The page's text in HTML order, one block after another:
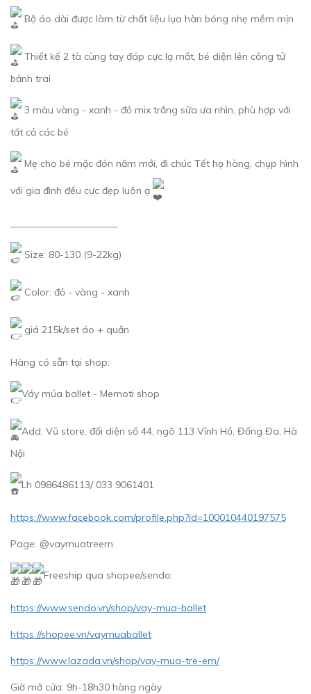
Bộ áo dài được làm từ chất liệu lụa hàn bóng nhẹ mềm mịn
Thiết kế 2 tà cùng tay đáp cực lạ mắt, bé diện lên công tử
bảnh trai
3 màu vàng - xanh - đỏ mix trắng sữa ưa nhìn, phù hợp với
tất cả các bé
Mẹ cho bé mặc đón năm mới, đi chúc Tết họ hàng, chụp hình
với gia đình đều cực đẹp luôn ạ
Size: 80-130 (9-22kg)
Color: đỏ - vàng - xanh
giá 215k/set áo + quần
Hàng có sẵn tại shop:
Váy múa ballet - Memoti shop
Add: Vũ store, đối diện số 44, ngõ 113 Vĩnh Hồ, Đống Đa, Hà
Nội
Lh 0986486113/ 033 9061401
https://www.facebook.com/profile.php?id=100010440197575
Page: @vaymuatreem
Freeship qua shopee/sendo:
https://www.sendo.vn/shop/vay-mua-ballet
https://shopee.vn/vaymuaballet
https://www.lazada.vn/shop/vay-mua-tre-em/
Giờ mở cửa: 9h-18h30 hàng ngày